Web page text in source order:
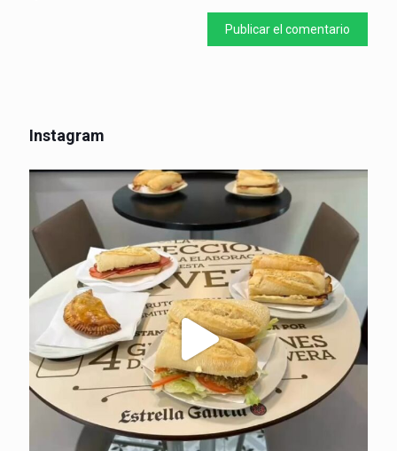
Instagram